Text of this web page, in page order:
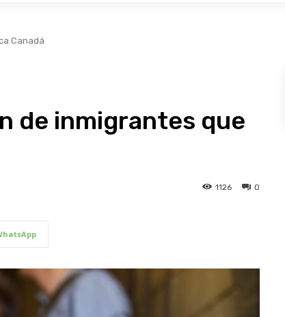
Canadá
de inmigrantes que
0
1126